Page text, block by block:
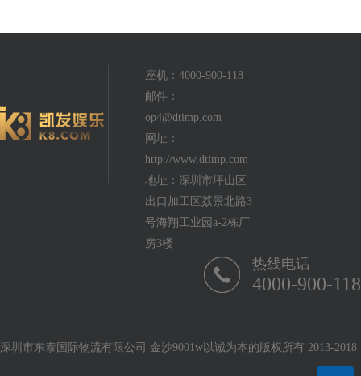
座机：4000-900-118
邮件：
op4@dtimp.com
网址：
http://www.dtimp.com
地址：深圳市坪山区
出口加工区荔景北路3
号海翔工业园a-2栋厂
房3楼
热线电话
4000-900-118
深圳市东泰国际物流有限公司 金沙9001w以诚为本的版权所有 2013-2018